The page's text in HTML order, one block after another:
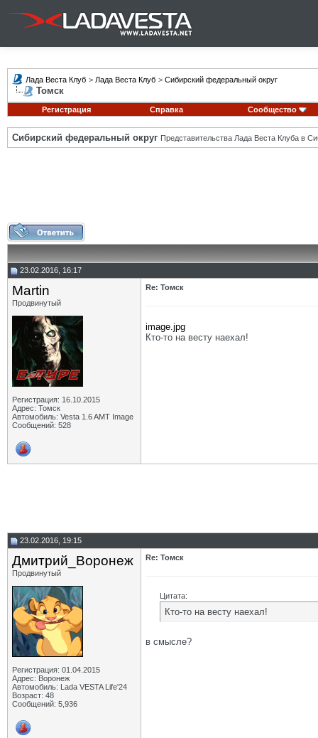
Лада Веста Клуб > Лада Веста Клуб > Сибирский федеральный округ
Томск
Регистрация Справка Сообщество
Сибирский федеральный округ Представительства Лада Веста Клуба в
23.02.2016, 16:17
Martin
Продвинутый
Регистрация: 16.10.2015
Адрес: Томск
Автомобиль: Vesta 1.6 AMT Image
Сообщений: 528
Re: Томск
image.jpg
Кто-то на весту наехал!
23.02.2016, 19:15
Дмитрий_Воронеж
Продвинутый
Регистрация: 01.04.2015
Адрес: Воронеж
Автомобиль: Lada VESTA Life'24
Возраст: 48
Сообщений: 5,936
Re: Томск
Цитата:
Кто-то на весту наехал!
в смысле?